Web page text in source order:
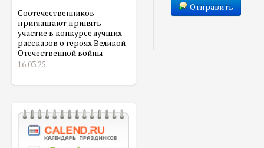
Соотечественников
приглашают принять
участие в конкурсе лучших
рассказов о героях Великой
Отечественной войны
16.03.25
Отправить